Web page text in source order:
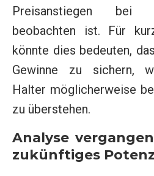
Preisanstiegen bei
beobachten ist. Für
könnte dies bedeuten,
Gewinne zu sichern,
Halter möglicherweise
zu überstehen.
Analyse
zukünftiges